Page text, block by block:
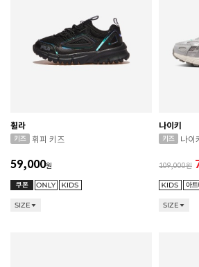
휠라
휘피 키즈
59,000원
SIZE
나이키
나이
109,000
SIZE